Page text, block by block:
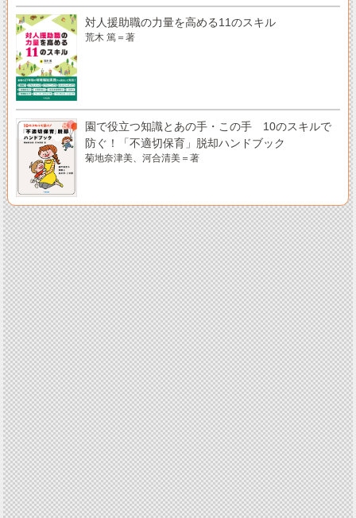
対人援助職の力量を高める11のスキル
荒木 篤＝著
園で役立つ知識とあの手・この手 10のスキルで
防ぐ！「不適切保育」脱却ハンドブック
菊地奈津美、河合清美＝著